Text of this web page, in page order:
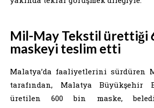
Mil-May Tekstil ürettiği
maskeyi teslim etti
Malatya’da faaliyetlerini sürdüren
tarafından, Malatya Büyükşehir
üretilen 600 bin maske,